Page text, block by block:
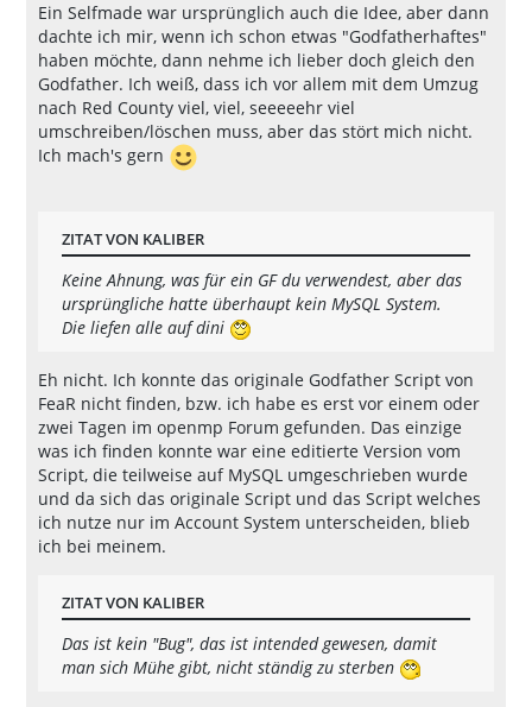
Ein Selfmade war ursprünglich auch die Idee, aber dann
dachte ich mir, wenn ich schon etwas "Godfatherhaftes"
haben möchte, dann nehme ich lieber doch gleich den
Godfather. Ich weiß, dass ich vor allem mit dem Umzug
nach Red County viel, viel, seeeeehr viel
umschreiben/löschen muss, aber das stört mich nicht.
Ich mach's gern
ZITAT VON KALIBER
Keine Ahnung, was für ein GF du verwendest, aber das
ursprüngliche hatte überhaupt kein MySQL System.
Die liefen alle auf dini
Eh nicht. Ich konnte das originale Godfather Script von
FeaR nicht finden, bzw. ich habe es erst vor einem oder
zwei Tagen im openmp Forum gefunden. Das einzige
was ich finden konnte war eine editierte Version vom
Script, die teilweise auf MySQL umgeschrieben wurde
und da sich das originale Script und das Script welches
ich nutze nur im Account System unterscheiden, blieb
ich bei meinem.
ZITAT VON KALIBER
Das ist kein "Bug", das ist intended gewesen, damit
man sich Mühe gibt, nicht ständig zu sterben